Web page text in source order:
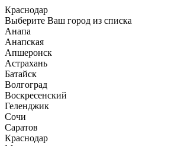
Краснодар
Выберите Ваш город из списка
Анапа
Анапская
Апшеронск
Астрахань
Батайск
Волгоград
Воскресенский
Геленджик
Сочи
Саратов
Краснодар